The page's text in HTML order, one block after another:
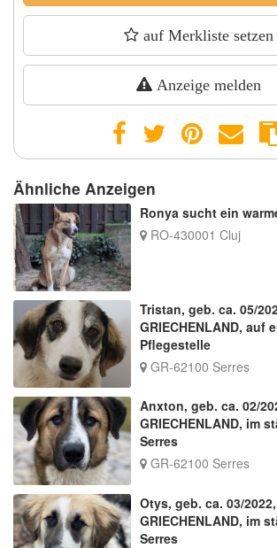
auf Merkliste setzen
Anzeige melden
Ähnliche Anzeigen
Ronya sucht ein
RO-430001 Cluj
Tristan, geb. ca. 05/
GRIECHENLAND, auf
Pflegestelle
GR-62100 Serres
Anxton, geb. ca. 02/
GRIECHENLAND, im
Serres
GR-62100 Serres
Otys, geb. ca. 03/
GRIECHENLAND, im
Serres